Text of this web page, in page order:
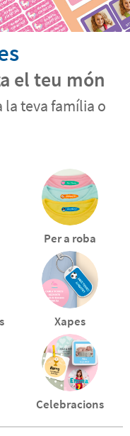
el teu món
la teva família o
Per a roba
Xapes
Celebracions